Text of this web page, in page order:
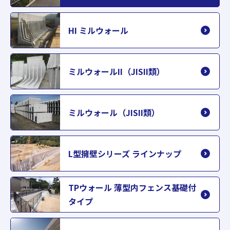
HI ミルウォール
ミルウォールII（JISII類）
ミルウォール（JISII類）
L型擁壁シリーズ ラインナップ
TPウォール 薄型内フェンス基礎付
タイプ